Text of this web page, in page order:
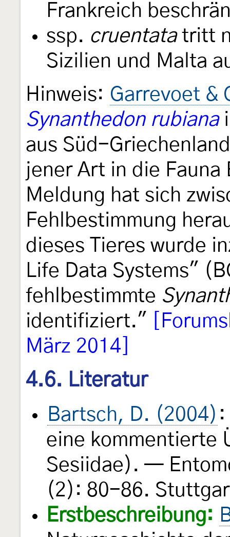
Frankreich
ssp. cruentatatritt
Sizilien und Malta
Hinweis: Garrevoet &
Synanthedon rubiana
aus Süd-
jener Art in die
Meldung hat sich
Fehlbestimmung
dieses Tieres wurde
Life Data Systems"
fehlbestimmte
identifiziert."
März 2014]
4.6. Literatur
Bartsch, D. (2004) :
eine kommentierte
Sesiidae). —
(2): 80-86.
Erstbeschreibung: